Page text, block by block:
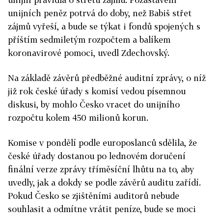
unijních peněz potrvá do doby, než Babiš střet
zájmů vyřeší, a bude se týkat i fondů spojených s
příštím sedmiletým rozpočtem a balíkem
koronavirové pomoci, uvedl Zdechovský.
Na základě závěrů předběžné auditní zprávy, o níž
již rok české úřady s komisí vedou písemnou
diskusi, by mohlo Česko vracet do unijního
rozpočtu kolem 450 milionů korun.
Komise v pondělí podle europoslanců sdělila, že
české úřady dostanou po lednovém doručení
finální verze zprávy tříměsíční lhůtu na to, aby
uvedly, jak a dokdy se podle závěrů auditu zařídí.
Pokud Česko se zjištěními auditorů nebude
souhlasit a odmítne vrátit peníze, bude se moci